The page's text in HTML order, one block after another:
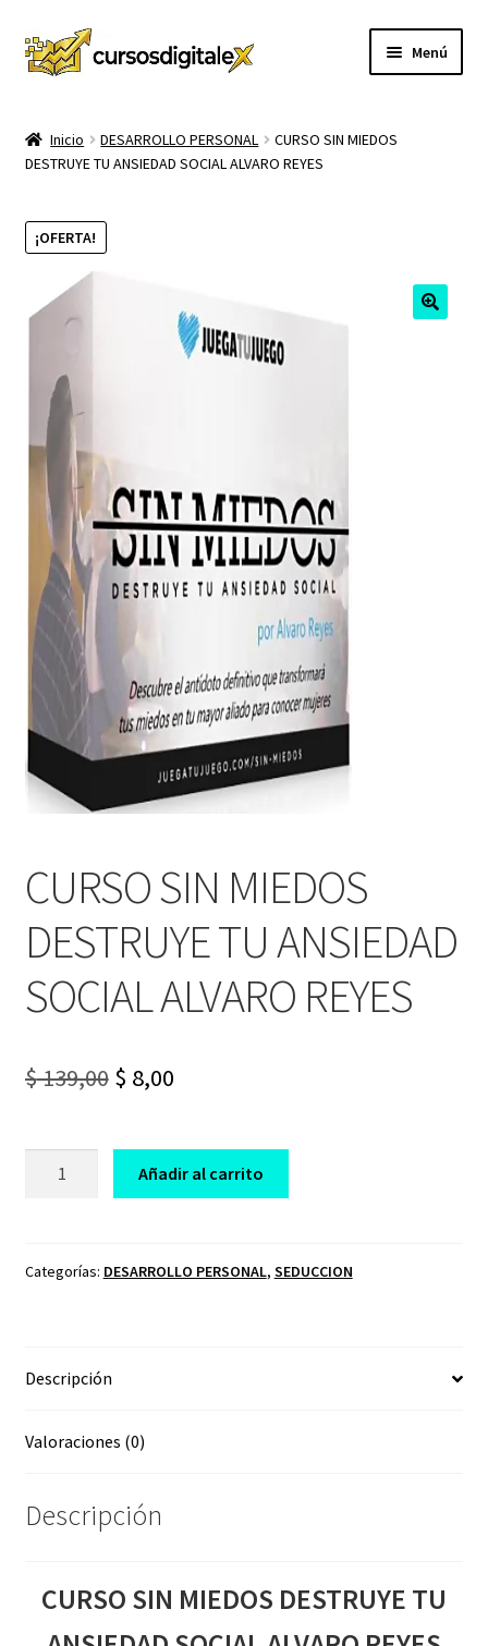
Ir
a
Ir
al
Menú
TIENDA
CURSOS
hijo
MEMBRESIA
CARRITO
CONTACTO
Inicio DESARROLLO PERSONAL
CURSO SIN MIEDOS
DESTRUYE TU ANSIEDAD SOCIAL ALVARO REYES
¡OFERTA!
CURSO SIN MIEDOS
DESTRUYE TU ANSIEDAD
SOCIAL ALVARO REYES
$139,00 Original
was:
$ 139,00.
$ 8,00Current
is:
$ 8,00.
TU
REYES
Añadir al carrito
Categorías: DESARROLLO PERSONAL, SEDUCCION
Descripción
Valoraciones (0)
Descripción
CURSO SIN MIEDOS DESTRUYE TU